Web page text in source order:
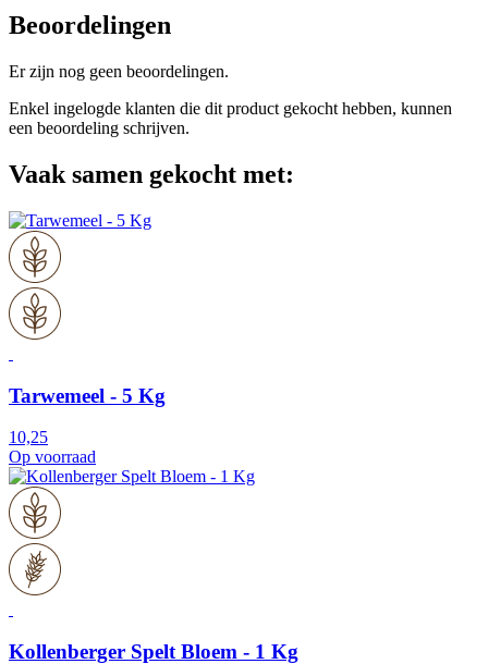
Beoordelingen
Er zijn nog geen beoordelingen.
Enkel ingelogde klanten die dit product gekocht hebben, kunnen
een beoordeling schrijven.
Vaak samen gekocht met:
Tarwemeel - 5 Kg
10,25
Op voorraad
Kollenberger Spelt Bloem - 1 Kg